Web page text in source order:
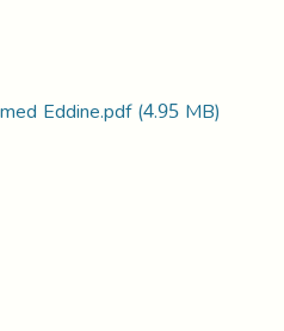
Eddine.pdf(4.95 MB)